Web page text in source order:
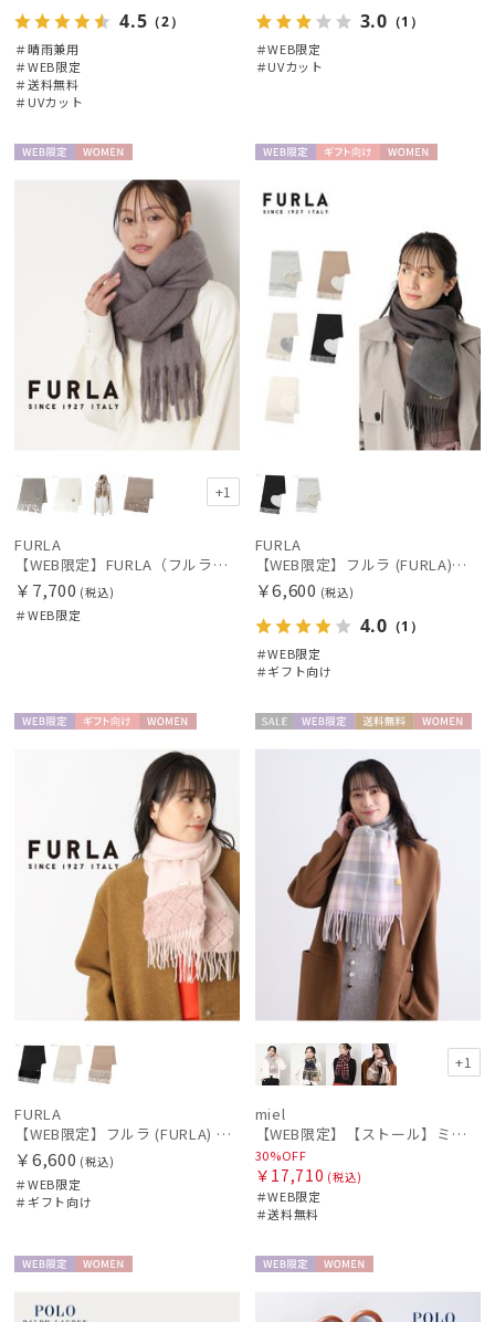
4.5 （2）
＃晴雨兼用
＃WEB限定
＃送料無料
＃UVカット
3.0 （1）
＃WEB限定
＃UVカット
+1
FURLA
【WEB限定】FURLA（フルラ） シャギーマフラー
￥7,700 (税込)
＃WEB限定
定
向け
FURLA
【WEB限定】フルラ (FURLA)エコファー付きマフラー 無地×ハート ウールマフラー ロゴプレート付き ギフト プレゼント
￥6,600 (税込)
4.0 （1）
＃WEB限定
＃ギフト向け
N
FURLA
【WEB限定】フルラ (FURLA) 無地×キルト風 ウールマフラー ロゴプレート付き ギフト プレゼント
￥6,600 (税込)
＃WEB限定
＃ギフト向け
料
+1
miel
【WEB限定】【ストール】ミエル(miel) カシミヤ100％ チェック ストール レディース メンズ ウォッシャブル 洗えるカシミヤ
30%OFF
￥17,710 (税込)
＃WEB限定
＃送料無料
N